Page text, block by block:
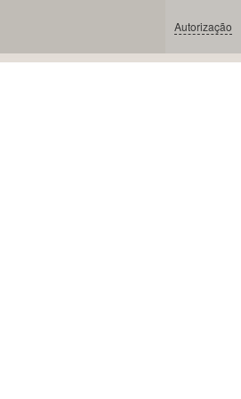
Autorização